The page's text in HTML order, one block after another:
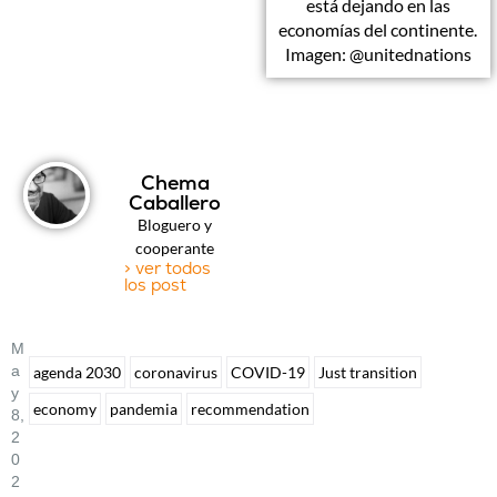
está dejando en las
economías del continente.
Imagen: @unitednations
Chema
Caballero
Bloguero y
cooperante
> ver todos
los post
M
A
Y
8,
2
0
2
agenda 2030 coronavirus COVID-19
Just transition
economy
pandemia recommendation